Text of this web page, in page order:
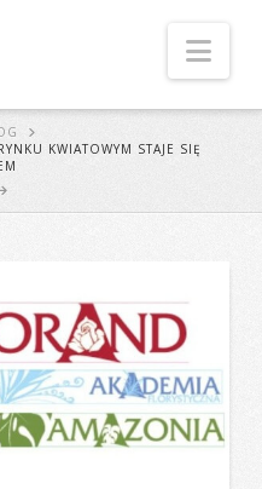
KWIATOWYM STAJE SIĘ